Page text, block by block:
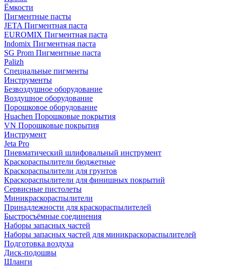
Ёмкости
Пигментные пасты
JETA Пигментная паста
EUROMIX Пигментная паста
Indomix Пигментная паста
SG Prom Пигментные паста
Palizh
Специальные пигменты
Инструменты
Безвоздушное оборудование
Воздушное оборудование
Порошковое оборудование
Huachen Порошковые покрытия
VN Порошковые покрытия
Инструмент
Jeta Pro
Пневматический шлифовальный инструмент
Краскораспылители бюджетные
Краскораспылители для грунтов
Краскораспылители для финишных покрытий
Сервисные пистолеты
Миникраскораспылители
Принадлежности для краскораспылителей
Быстросъёмные соединения
Наборы запасных частей
Наборы запасных частей для миникраскораспылителей
Подготовка воздуха
Диск-подошвы
Шланги